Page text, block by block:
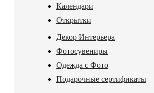
Календари
Открытки
Декор Интерьера
Фотосувениры
Одежда с Фото
Подарочные сертификаты